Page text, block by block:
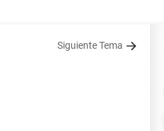
Siguiente Tema